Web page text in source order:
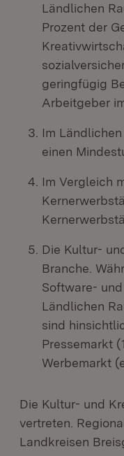
Ländlichen
Prozent der
geringfügig
Arbeitgeber
Im
einen
Im Vergleich
Die Kultur-
Branche.
Software-
Ländlichen
sind
Pressemarkt
Werbemarkt
Die Kultur- und
vertreten.
Landkreisen